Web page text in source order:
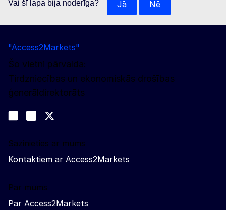
Vai šī lapa bija noderīga? Jā Nē
"Access2Markets"
Šo vietni pārvalda:
Tirdzniecības un ekonomiskās drošības
ģenerāldirektorāts
Join us on LinkedIn
Trade-Off podcast
Sazinieties ar mums
Kontaktiem ar Access2Markets
Par mums
Par Access2Markets